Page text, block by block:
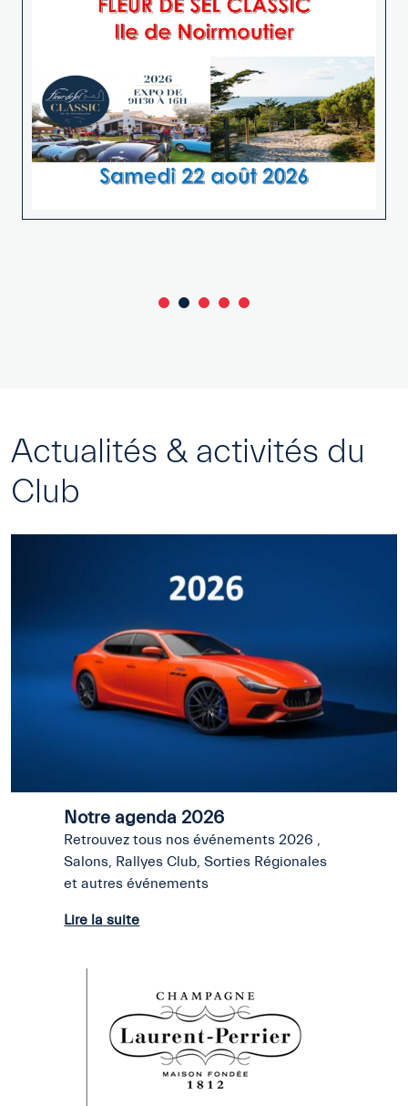
Actualités & activités du
Club
Notre agenda 2026
Retrouvez tous nos événements 2026 ,
Salons, Rallyes Club, Sorties Régionales
et autres événements
Lire la suite